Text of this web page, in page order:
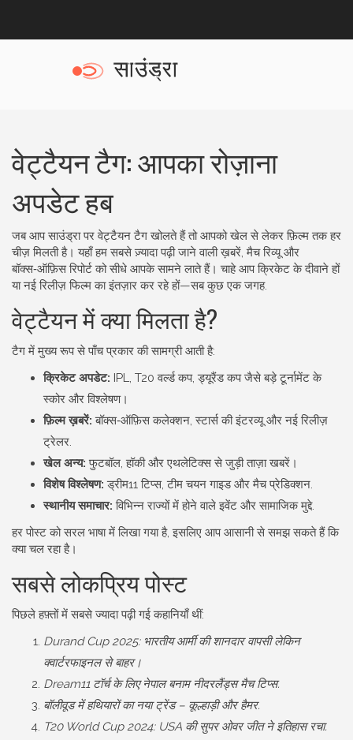
वेट्टैयन टैग: आपका रोज़ाना
अपडेट हब
जब आप साउंड्रा पर वेट्टैयन टैग खोलते हैं तो आपको खेल से लेकर फ़िल्म तक हर
चीज़ मिलती है। यहाँ हम सबसे ज़्यादा पढ़ी जाने वाली ख़बरें, मैच रिव्यू और
बॉक्स‑ऑफ़िस रिपोर्ट को सीधे आपके सामने लाते हैं। चाहे आप क्रिकेट के दीवाने हों
या नई रिलीज़ फिल्म का इंतज़ार कर रहे हों—सब कुछ एक जगह.
वेट्टैयन में क्या मिलता है?
टैग में मुख्य रूप से पाँच प्रकार की सामग्री आती है:
क्रिकेट अपडेट: IPL, T20 वर्ल्ड कप, ड्यूरैंड कप जैसे बड़े टूर्नामेंट के
स्कोर और विश्लेषण।
फ़िल्म ख़बरें: बॉक्स‑ऑफ़िस कलेक्शन, स्टार्स की इंटरव्यू और नई रिलीज़
ट्रेलर.
खेल अन्य: फुटबॉल, हॉकी और एथलेटिक्स से जुड़ी ताज़ा खबरें।
विशेष विश्लेषण: ड्रीम11 टिप्स, टीम चयन गाइड और मैच प्रेडिक्शन.
स्थानीय समाचार: विभिन्न राज्यों में होने वाले इवेंट और सामाजिक मुद्दे.
हर पोस्ट को सरल भाषा में लिखा गया है, इसलिए आप आसानी से समझ सकते हैं कि
क्या चल रहा है।
सबसे लोकप्रिय पोस्ट
पिछले हफ़्तों में सबसे ज्यादा पढ़ी गई कहानियाँ थीं:
Durand Cup 2025: भारतीय आर्मी की शानदार वापसी लेकिन
क्वार्टरफाइनल से बाहर।
Dream11 टॉर्च के लिए नेपाल बनाम नीदरलैंड्स मैच टिप्स.
बॉलीवूड में हथियारों का नया ट्रेंड – कूल्हाड़ी और हैमर.
T20 World Cup 2024: USA की सुपर ओवर जीत ने इतिहास रचा.